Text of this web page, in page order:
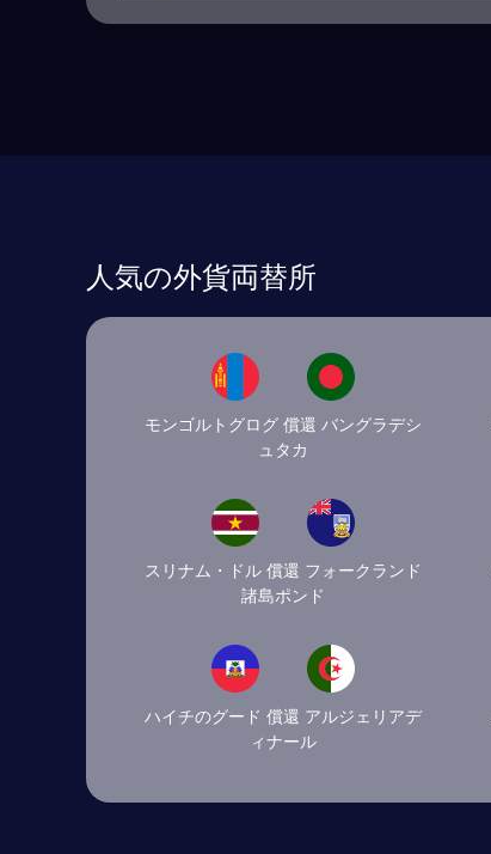
人気の外貨両替所
モンゴルトグログ 償還 バングラデシ
ュタカ
スリナム・ドル 償還 フォークランド
諸島ポンド
ハイチのグード 償還 アルジェリアデ
ィナール